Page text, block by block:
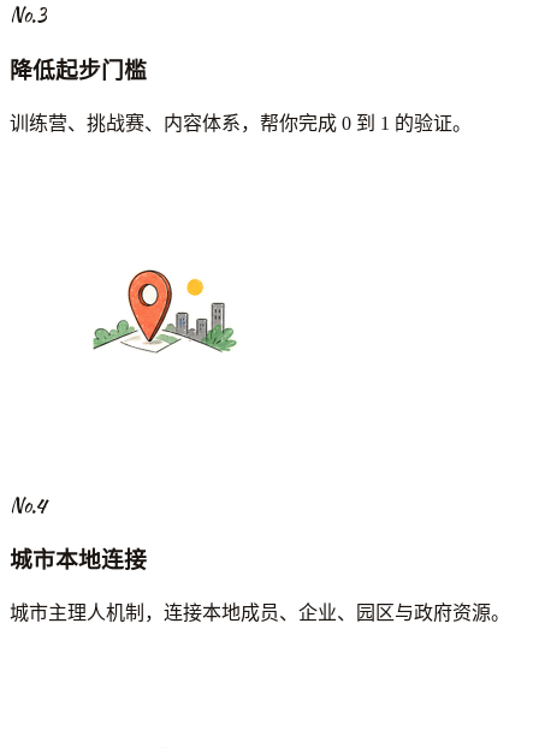
No.3
降低起步门槛
训练营、挑战赛、内容体系，帮你完成 0 到 1 的验证。
No.4
城市本地连接
城市主理人机制，连接本地成员、企业、园区与政府资源。